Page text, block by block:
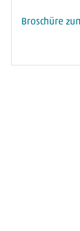
Broschüre